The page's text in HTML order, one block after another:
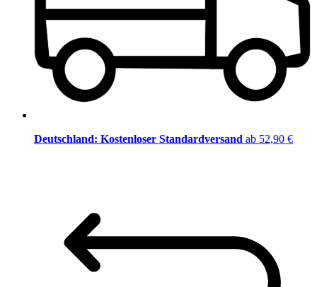
Deutschland: Kostenloser Standardversand ab 52,90 €